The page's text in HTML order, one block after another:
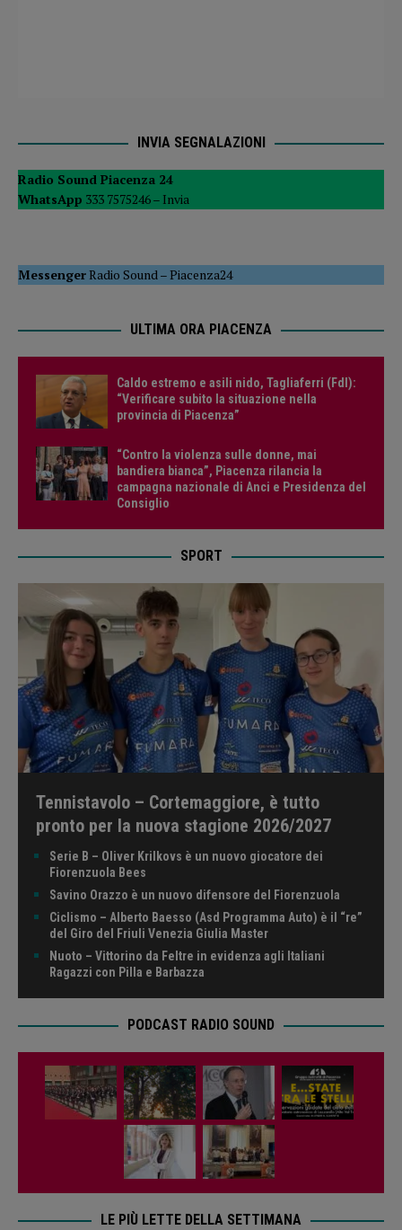
INVIA SEGNALAZIONI
Radio Sound Piacenza 24
WhatsApp 333 7575246 – Invia
MessengerRadio Sound–Piacenza24
ULTIMA ORA PIACENZA
Caldo estremo e asili nido, Tagliaferri (FdI):
“Verificare subito la situazione nella
provincia di Piacenza”
“Contro la violenza sulle donne, mai
bandiera bianca”, Piacenza rilancia la
campagna nazionale di Anci e Presidenza del
Consiglio
SPORT
Tennistavolo – Cortemaggiore, è tutto
pronto per la nuova stagione 2026/2027
Serie B – Oliver Krilkovs è un nuovo giocatore dei
Fiorenzuola Bees
Savino Orazzo è un nuovo difensore del Fiorenzuola
Ciclismo – Alberto Baesso (Asd Programma Auto) è il “re”
del Giro del Friuli Venezia Giulia Master
Nuoto – Vittorino da Feltre in evidenza agli Italiani
Ragazzi con Pilla e Barbazza
PODCAST RADIO SOUND
LE PIÙ LETTE DELLA SETTIMANA